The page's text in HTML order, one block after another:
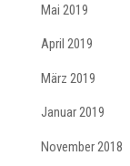
Mai 2019
April 2019
März 2019
Januar 2019
November 2018